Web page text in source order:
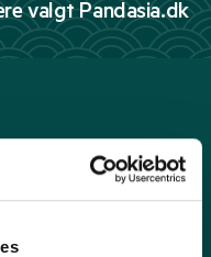
valgt Pandasia.dk